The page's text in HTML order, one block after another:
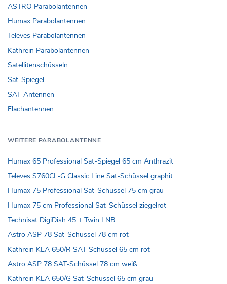
ASTRO Parabolantennen
Humax Parabolantennen
Televes Parabolantennen
Kathrein Parabolantennen
Satellitenschüsseln
Sat-Spiegel
SAT-Antennen
Flachantennen
WEITERE PARABOLANTENNE
Humax 65 Professional Sat-Spiegel 65 cm Anthrazit
Televes S760CL-G Classic Line Sat-Schüssel graphit
Humax 75 Professional Sat-Schüssel 75 cm grau
Humax 75 cm Professional Sat-Schüssel ziegelrot
Technisat DigiDish 45 + Twin LNB
Astro ASP 78 Sat-Schüssel 78 cm rot
Kathrein KEA 650/R SAT-Schüssel 65 cm rot
Astro ASP 78 SAT-Schüssel 78 cm weiß
Kathrein KEA 650/G Sat-Schüssel 65 cm grau